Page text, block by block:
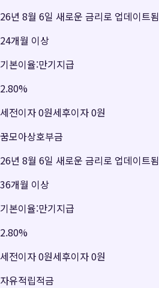
26년 8월 6일 새로운 금리로 업데이트됨
24개월 이상
기본이율:만기지급
2.80%
세전이자0원세후이자0원
꿈모아상호부금
26년 8월 6일 새로운 금리로 업데이트됨
36개월 이상
기본이율:만기지급
2.80%
세전이자0원세후이자0원
자유적립적금